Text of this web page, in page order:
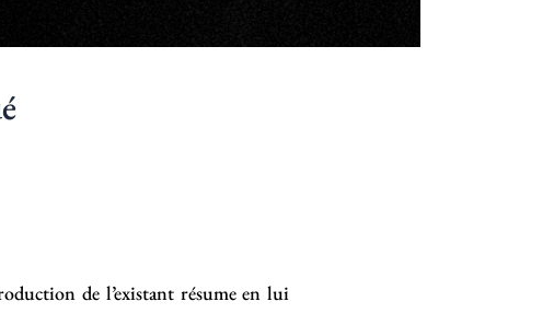
de l’existant résume en lui